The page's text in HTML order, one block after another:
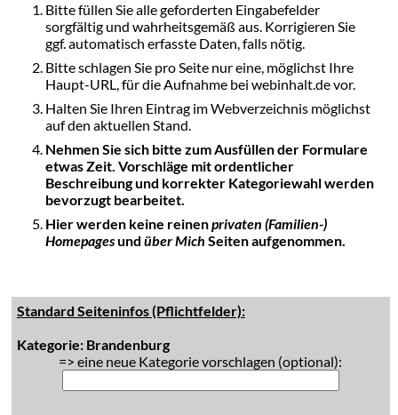
Bitte füllen Sie alle geforderten Eingabefelder
sorgfältig und wahrheitsgemäß aus. Korrigieren Sie
ggf. automatisch erfasste Daten, falls nötig.
Bitte schlagen Sie pro Seite nur eine, möglichst Ihre
Haupt-URL, für die Aufnahme bei webinhalt.de vor.
Halten Sie Ihren Eintrag im Webverzeichnis möglichst
auf den aktuellen Stand.
Nehmen Sie sich bitte zum Ausfüllen der Formulare
etwas Zeit. Vorschläge mit ordentlicher
Beschreibung und korrekter Kategoriewahl werden
bevorzugt bearbeitet.
Hier werden keine reinenprivaten (Familien-)
Homepagesund über Mich Seiten aufgenommen.
Standard Seiteninfos (Pflichtfelder):
Kategorie: Brandenburg
=> eine neue Kategorie vorschlagen (optional):